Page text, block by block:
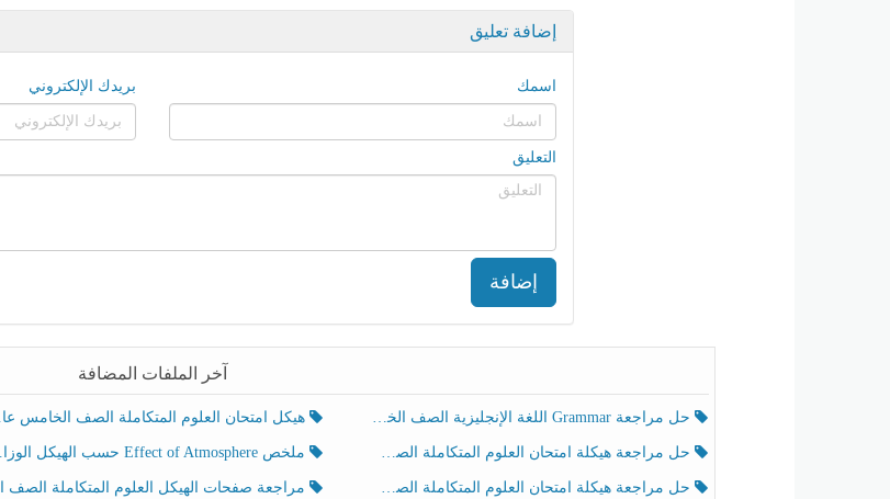
إضافة تعليق
اسمك بريدك الإلكتروني
التعليق
إضافة
آخر الملفات المضافة
حل مراجعة Grammar اللغة الإنجليزية الصف الخامس الفصل الثالث هيكل امتحان العلوم المتكاملة الصف الخامس عام الفصل الدراسي الثالث 2025-2026
حل مراجعة هيكلة امتحان العلوم المتكاملة الصف الخامس انسبير الفصل الثالث ملخص Effect of Atmosphere حسب الهيكل الوزاري العلوم المتكاملة الصف الخامس انسبير الفصل الثالث
حل مراجعة هيكلة امتحان العلوم المتكاملة الصف الخامس عام الفصل الثالث مراجعة صفحات الهيكل العلوم المتكاملة الصف الخامس انسبير الفصل الثالث